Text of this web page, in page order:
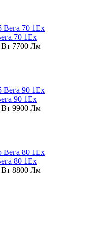
70 1Ex
Вт 7700 Лм
90 1Ex
Вт 9900 Лм
80 1Ex
Вт 8800 Лм